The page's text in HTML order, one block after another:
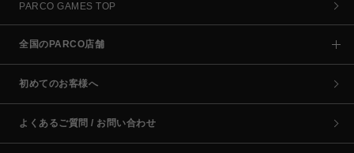
PARCO GAMES TOP
全国のPARCO店舗
初めてのお客様へ
よくあるご質問 / お問い合わせ